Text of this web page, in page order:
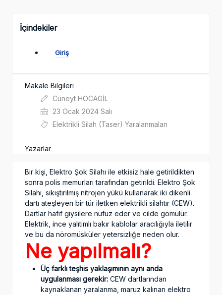
İçindekiler
Giriş
Makale Bilgileri
Cüneyt HOCAGİL
23 Ocak 2024 Salı
Elektrikli Silah (Taser) Yaralanmaları
Yazarlar
Bir kişi, Elektro Şok Silahı ile etkisiz hale getirildikten
sonra polis memurları tarafından getirildi. Elektro Şok
Silahı, sıkıştırılmış nitrojen yükü kullanarak iki dikenli
dartı ateşleyen bir tür iletken elektrikli silahtır (CEW).
Dartlar hafif giysilere nüfuz eder ve cilde gömülür.
Elektrik, ince yalıtımlı bakır kablolar aracılığıyla iletilir
ve bu da nöromüsküler yetersizliğe neden olur.
Ne yapılmalı?
Üç farklı teşhis yaklaşımının aynı anda
uygulanması gerekir: CEW dartlarından
kaynaklanan yaralanma, maruz kalınan elektro